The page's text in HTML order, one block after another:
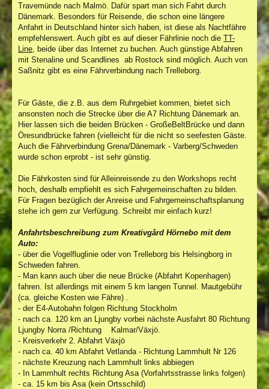
Travemünde nach Malmö. Dafür spart man sich Fahrt durch
Dänemark. Besonders für Reisende, die schon eine längere
Anfahrt in Deutschland hinter sich haben, ist diese als Nachtfähre
empfehlenswert. Auch gibt es auf dieser Fährlinie noch die TT-
Line , beide über das Internet zu buchen. Auch günstige Abfahren
mit Stenaline und Scandlines ab Rostock sind möglich. Auch von
Saßnitz gibt es eine Fährverbindung nach Trelleborg.
Für Gäste, die z.B. aus dem Ruhrgebiet kommen, bietet sich
ansonsten noch die Strecke über die A7 Richtung Dänemark an.
Hier lassen sich die beiden Brücken - GroßeBeltBrücke und dann
Öresundbrücke fahren (vielleicht für die nicht so seefesten Gäste.
Auch die Fährverbindung Grena/Dänemark - Varberg/Schweden
wurde schon erprobt - ist sehr günstig.
Die Fährkosten sind für Alleinreisende zu den Workshops recht
hoch, deshalb empfiehlt es sich Fahrgemeinschaften zu bilden.
Für Fragen bezüglich der Anreise und Fahrgemeinschaftsplanung
stehe ich gern zur Verfügung. Schreibt mir einfach kurz!
Anfahrtsbeschreibung zum Kreativgård Hörnebo mit dem
Auto:
- über die Vogelfluglinie oder von Trelleborg bis Helsingborg in
Schweden fahren.
- Man kann auch über die neue Brücke (Abfahrt Kopenhagen)
fahren. Ist allerdings mit einem 5 km langen Tunnel. Mautgebühr
(ca. gleiche Kosten wie Fähre) .
- der E4-Autobahn folgen Richtung Stockholm
- nach ca. 120 km an Ljungby vorbei nächste Ausfahrt 80 Richtung
Ljungby Norra /Richtung Kalmar/Växjö.
- Kreisverkehr 2. Abfahrt Växjö
- nach ca. 40 km Abfahrt Vetlanda - Richtung Lammhult Nr 126
- nächste Kreuzung nach Lammhult links abbiegen
- In Lammhult rechts Richtung Asa (Vorfahrtsstrasse links folgen)
- ca. 15 km bis Asa (kein Ortsschild)